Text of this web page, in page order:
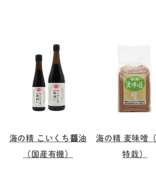
海の精 こいくち醤油
（国産有機）
海の精 麦味噌
特栽）